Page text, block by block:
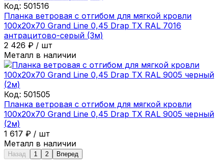
Код: 501516
Планка ветровая с отгибом для мягкой кровли
100х20х70 Grand Line 0,45 Drap ТХ RAL 7016
антрацитово-серый (3м)
2 426 ₽ / шт
Металл в наличии
Код: 501505
Планка ветровая с отгибом для мягкой кровли
100х20х70 Grand Line 0,45 Drap ТХ RAL 9005 черный
(2м)
1 617 ₽ / шт
Металл в наличии
Назад 1 2 Вперед